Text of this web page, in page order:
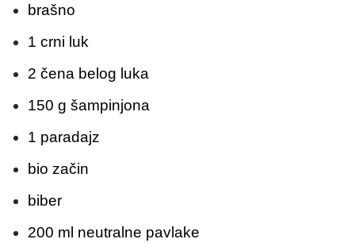
brašno
1 crni luk
2 čena belog luka
150 g šampinjona
1 paradajz
bio začin
biber
200 ml neutralne pavlake